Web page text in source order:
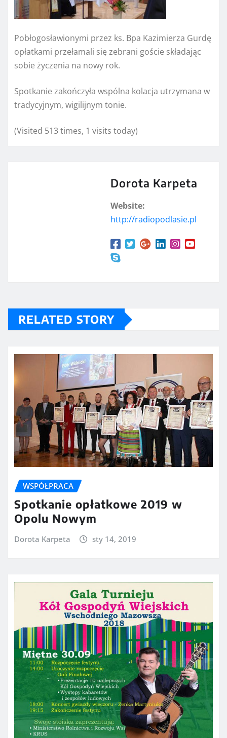
Pobłogosławionymi przez ks. Bpa Kazimierza Gurdę
opłatkami przełamali się zebrani goście składając
sobie życzenia na nowy rok.
Spotkanie zakończyła wspólna kolacja utrzymana w
tradycyjnym, wigilijnym tonie.
(Visited 513 times, 1 visits today)
Dorota Karpeta
Website:
http://radiopodlasie.pl
RELATED STORY
WSPÓŁPRACA
Spotkanie opłatkowe 2019 w
Opolu Nowym
Dorota Karpeta sty 14, 2019